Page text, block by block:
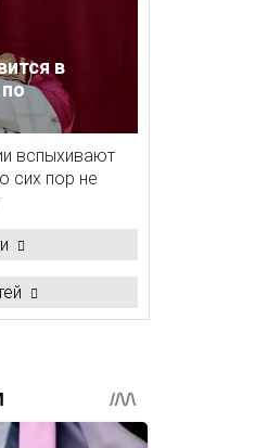
в
вспыхивают
сих пор не